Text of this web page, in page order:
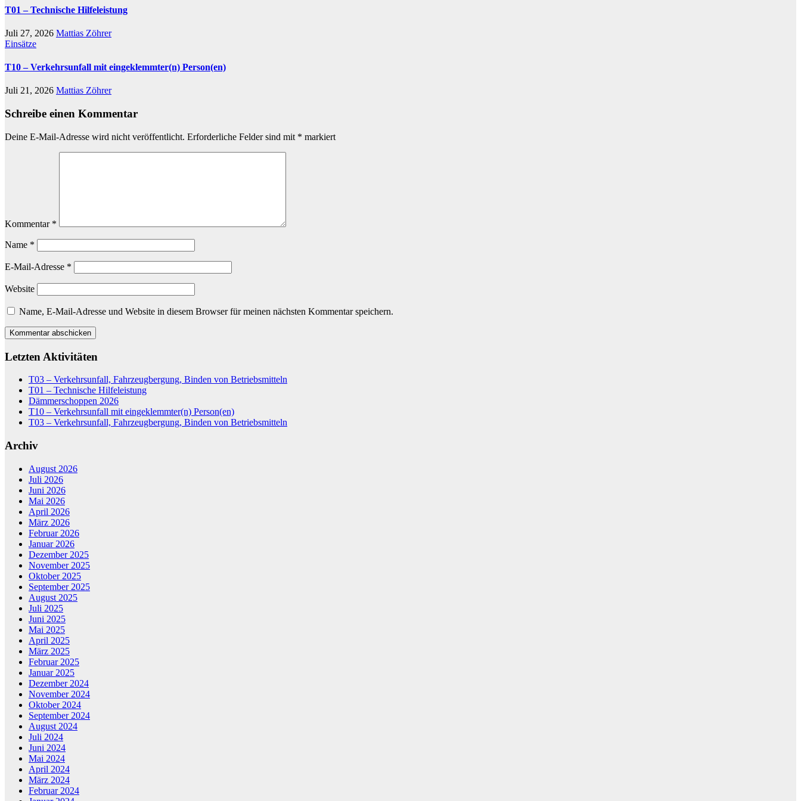
T01 – Technische Hilfeleistung
Juli 27, 2026 Mattias Zöhrer
Einsätze
T10 – Verkehrsunfall mit eingeklemmter(n) Person(en)
Juli 21, 2026 Mattias Zöhrer
Schreibe einen Kommentar
Deine E-Mail-Adresse wird nicht veröffentlicht. Erforderliche Felder sind mit * markiert
Kommentar *
Name *
E-Mail-Adresse *
Website
Name, E-Mail-Adresse und Website in diesem Browser für meinen nächsten Kommentar speichern.
Letzten Aktivitäten
T03 – Verkehrsunfall, Fahrzeugbergung, Binden von Betriebsmitteln
T01 – Technische Hilfeleistung
Dämmerschoppen 2026
T10 – Verkehrsunfall mit eingeklemmter(n) Person(en)
T03 – Verkehrsunfall, Fahrzeugbergung, Binden von Betriebsmitteln
Archiv
August 2026
Juli 2026
Juni 2026
Mai 2026
April 2026
März 2026
Februar 2026
Januar 2026
Dezember 2025
November 2025
Oktober 2025
September 2025
August 2025
Juli 2025
Juni 2025
Mai 2025
April 2025
März 2025
Februar 2025
Januar 2025
Dezember 2024
November 2024
Oktober 2024
September 2024
August 2024
Juli 2024
Juni 2024
Mai 2024
April 2024
März 2024
Februar 2024